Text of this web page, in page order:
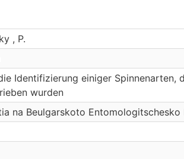
, P.
Identifizierung einiger Spinnenarten,
wurden
na Beulgarskoto